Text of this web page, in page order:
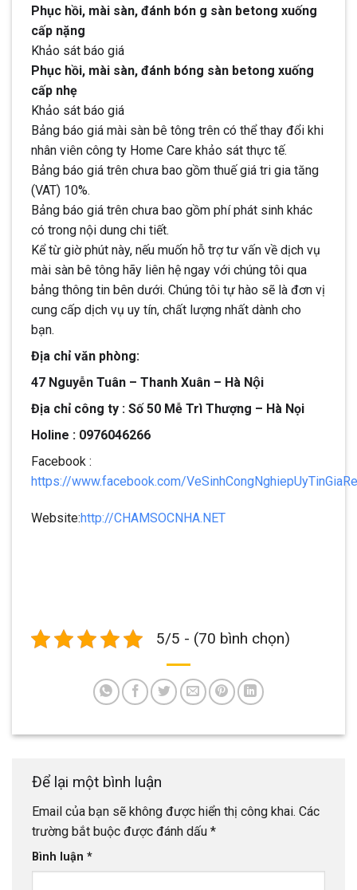
Phục hồi, mài sàn, đánh bón g sàn betong xuống
cấp nặng
Khảo sát báo giá
Phục hồi, mài sàn, đánh bóng sàn betong xuống
cấp nhẹ
Khảo sát báo giá
Bảng báo giá mài sàn bê tông trên có thể thay đổi khi
nhân viên công ty Home Care khảo sát thực tế.
Bảng báo giá trên chưa bao gồm thuế giá tri gia tăng
(VAT) 10%.
Bảng báo giá trên chưa bao gồm phí phát sinh khác
có trong nội dung chi tiết.
Kể từ giờ phút này, nếu muốn hỗ trợ tư vấn về dịch vụ
mài sàn bê tông hãy liên hệ ngay với chúng tôi qua
bảng thông tin bên dưới. Chúng tôi tự hào sẽ là đơn vị
cung cấp dịch vụ uy tín, chất lượng nhất dành cho
bạn.
Địa chỉ văn phòng:
47 Nguyễn Tuân – Thanh Xuân – Hà Nội
Địa chỉ công ty : Số 50 Mễ Trì Thượng – Hà Nọi
Holine : 0976046266
Facebook :
https://www.facebook.com/
Website:http://CHAMSOCNHA.NET
5/5 - (70 bình chọn)
Để lại một bình luận
Email của bạn sẽ không được hiển thị công khai. Các
trường bắt buộc được đánh dấu *
Bình luận *